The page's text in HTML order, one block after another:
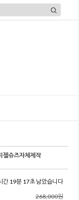
젤슈즈자체제작
간 19분 16초 남았습니다
268,000원